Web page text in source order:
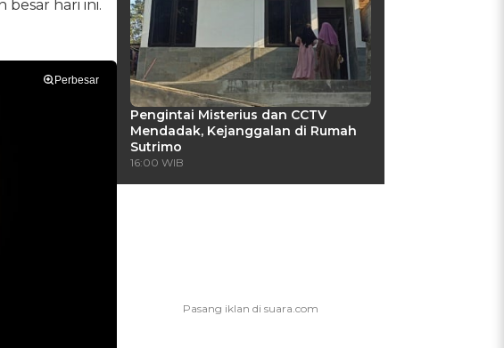
hari ini.
Perbesar
Pengintai Misterius dan CCTV
Mendadak, Kejanggalan di Rumah
Sutrimo
16:00 WIB